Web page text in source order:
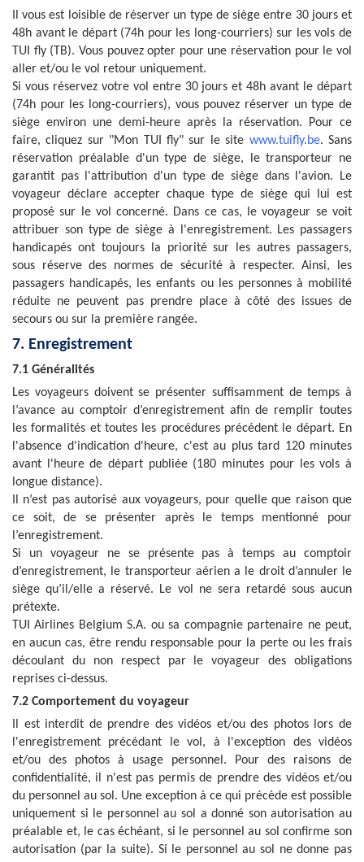
Il vous est loisible de réserver un type de siège entre 30 jours et
48h avant le départ (74h pour les long-courriers) sur les vols de
TUI fly (TB). Vous pouvez opter pour une réservation pour le vol
aller et/ou le vol retour uniquement.
Si vous réservez votre vol entre 30 jours et 48h avant le départ
(74h pour les long-courriers), vous pouvez réserver un type de
siège environ une demi-heure après la réservation. Pour ce
faire, cliquez sur "Mon TUI fly" sur le site www.tuifly.be. Sans
réservation préalable d'un type de siège, le transporteur ne
garantit pas l'attribution d'un type de siège dans l'avion. Le
voyageur déclare accepter chaque type de siège qui lui est
proposé sur le vol concerné. Dans ce cas, le voyageur se voit
attribuer son type de siège à l'enregistrement. Les passagers
handicapés ont toujours la priorité sur les autres passagers,
sous réserve des normes de sécurité à respecter. Ainsi, les
passagers handicapés, les enfants ou les personnes à mobilité
réduite ne peuvent pas prendre place à côté des issues de
secours ou sur la première rangée.
7. Enregistrement
7.1 Généralités
Les voyageurs doivent se présenter suffisamment de temps à
l’avance au comptoir d’enregistrement afin de remplir toutes
les formalités et toutes les procédures précédent le départ. En
l'absence d'indication d'heure, c'est au plus tard 120 minutes
avant l'heure de départ publiée (180 minutes pour les vols à
longue distance).
Il n’est pas autorisé aux voyageurs, pour quelle que raison que
ce soit, de se présenter après le temps mentionné pour
l’enregistrement.
Si un voyageur ne se présente pas à temps au comptoir
d’enregistrement, le transporteur aérien a le droit d’annuler le
siège qu’il/elle a réservé. Le vol ne sera retardé sous aucun
prétexte.
TUI Airlines Belgium S.A. ou sa compagnie partenaire ne peut,
en aucun cas, être rendu responsable pour la perte ou les frais
découlant du non respect par le voyageur des obligations
reprises ci-dessus.
7.2 Comportement du voyageur
Il est interdit de prendre des vidéos et/ou des photos lors de
l'enregistrement précédant le vol, à l'exception des vidéos
et/ou des photos à usage personnel. Pour des raisons de
confidentialité, il n'est pas permis de prendre des vidéos et/ou
du personnel au sol. Une exception à ce qui précède est possible
uniquement si le personnel au sol a donné son autorisation au
préalable et, le cas échéant, si le personnel au sol confirme son
autorisation (par la suite). Si le personnel au sol ne donne pas